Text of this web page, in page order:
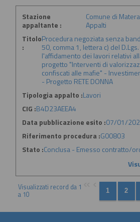
Stazione
appaltante :
Comune di
Appalti
Titolo
:
Procedura negoziata senza
50, comma 1, lettera c) del
l'affidamento dei lavori relativi
progetto "Interventi di
confiscati alle mafie" -
- Progetto RETE DONNA
Tipologia appalto :Lavori
CIG :B4D23AEEA4
Data pubblicazione esito :07/01/
Riferimento procedura :G00803
Stato :Conclusa - Emesso contratto/
Visualizzati record da 1
a 10